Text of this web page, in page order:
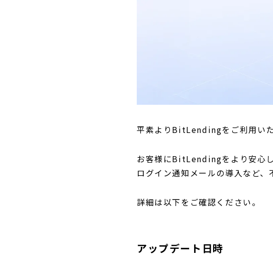
平素よりBitLendingをご利用いた
お客様にBitLendingをより安心
ログイン通知メールの導入など、
詳細は以下をご確認ください。
アップデート日時